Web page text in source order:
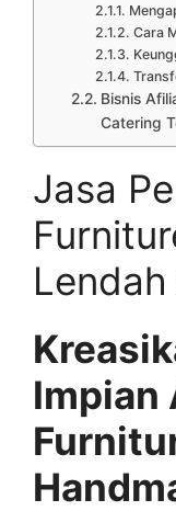
Cara
Bisnis
Catering
Jasa
Impian